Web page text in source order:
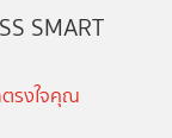
SMART
รงใจคุณ